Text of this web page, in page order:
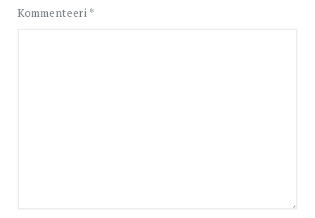
Kommenteeri *